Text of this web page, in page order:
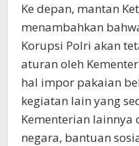
Ke depan, mantan
menambahkan
Korupsi Polri akan
aturan oleh
hal impor pakaian
kegiatan lain yang
Kementerian lainnya
negara, bantuan